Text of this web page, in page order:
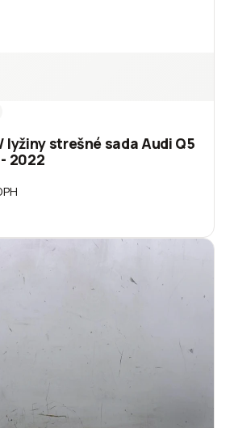
lyžiny strešné sada Audi Q5
- 2022